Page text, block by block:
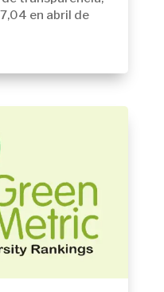
en abril de